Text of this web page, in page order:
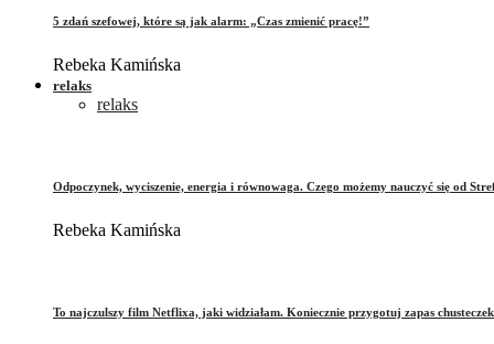
5 zdań szefowej, które są jak alarm: „Czas zmienić pracę!”
Rebeka Kamińska
relaks
relaks
Odpoczynek, wyciszenie, energia i równowaga. Czego możemy nauczyć się od
Rebeka Kamińska
To najczulszy film Netflixa, jaki widziałam. Koniecznie przygotuj zapas chusteczek